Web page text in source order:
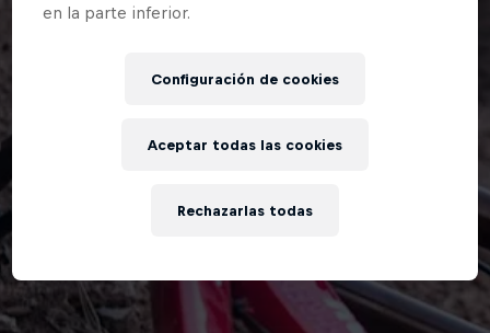
en la parte inferior.
Configuración de cookies
Rechazarlas todas
Aceptar todas las cookies